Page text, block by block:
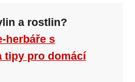
a rostlin?
herbáře s
tipy pro domácí